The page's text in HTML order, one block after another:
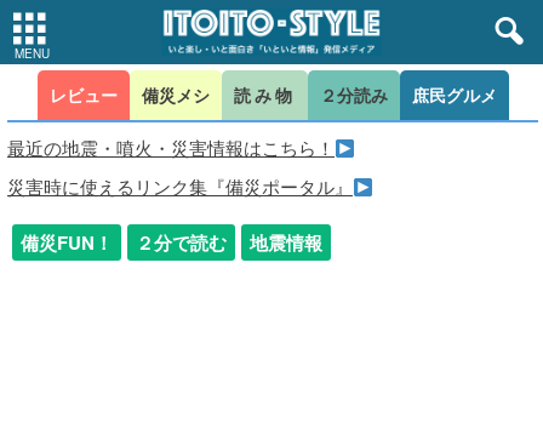
レビュー 備災メシ 読み物 ２分読み 庶民グルメ
最近の地震・噴火・災害情報はこちら！
災害時に使えるリンク集『備災ポータル』
備災FUN！ ２分で読む 地震情報